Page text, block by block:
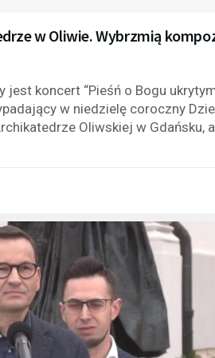
w Oliwie. Wybrzmią
koncert “Pieśń o Bogu
w niedzielę coroczny
Oliwskiej w Gdańsku,